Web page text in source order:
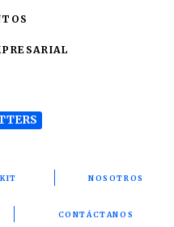
NOSOTROS
CONTÁCTANOS